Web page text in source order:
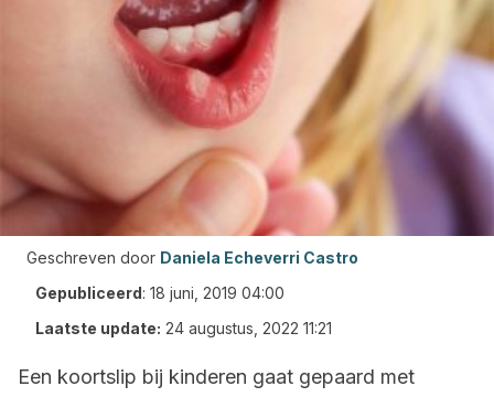
Geschreven door Daniela Echeverri Castro
Gepubliceerd: 18 juni, 2019 04:00
Laatste update: 24 augustus, 2022 11:21
Een koortslip bij kinderen gaat gepaard met